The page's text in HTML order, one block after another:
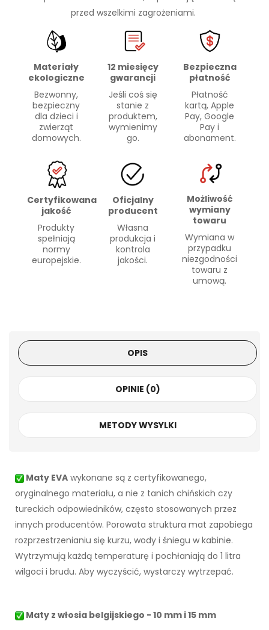
przed wszelkimi zagrożeniami.
Materiały
ekologiczne
Bezwonny,
bezpieczny
dla dzieci i
zwierząt
domowych.
12 miesięcy
gwarancji
Jeśli coś się
stanie z
produktem,
wymienimy
go.
Bezpieczna
płatność
Płatność
kartą, Apple
Pay, Google
Pay i
abonament.
Certyfikowana
jakość
Produkty
spełniają
normy
europejskie.
Oficjalny
producent
Własna
produkcja i
kontrola
jakości.
Możliwość
wymiany
towaru
Wymiana w
przypadku
niezgodności
towaru z
umową.
OPIS
OPINIE (0)
METODY WYSYLKI
Maty EVA wykonane są z certyfikowanego,
oryginalnego materiału, a nie z tanich chińskich czy
tureckich odpowiedników, często stosowanych przez
innych producentów. Porowata struktura mat zapobiega
rozprzestrzenianiu się kurzu, wody i śniegu w kabinie.
Wytrzymują każdą temperaturę i pochłaniają do 1 litra
wilgoci i brudu. Aby wyczyścić, wystarczy wytrzepać.
Maty z włosia belgijskiego - 10 mm i 15 mm